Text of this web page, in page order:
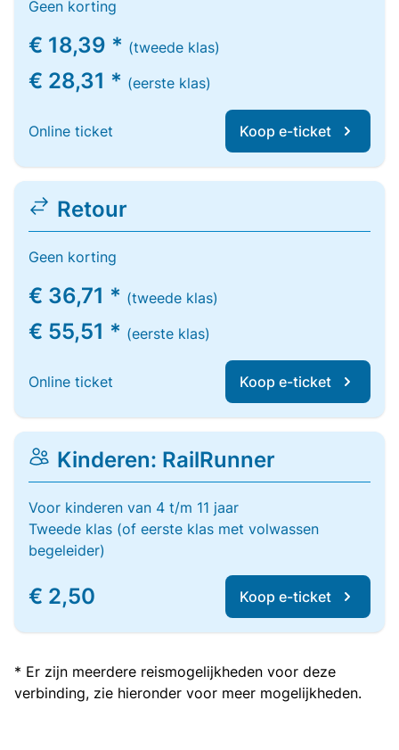
Geen korting
€ 18,39 * (tweede klas)
€ 28,31 * (eerste klas)
Online ticket Koop e-ticket
Retour
Geen korting
€ 36,71 * (tweede klas)
€ 55,51 * (eerste klas)
Online ticket Koop e-ticket
Kinderen: RailRunner
Voor kinderen van 4 t/m 11 jaar
Tweede klas (of eerste klas met volwassen
begeleider)
€ 2,50 Koop e-ticket
* Er zijn meerdere reismogelijkheden voor deze
verbinding, zie hieronder voor meer mogelijkheden.